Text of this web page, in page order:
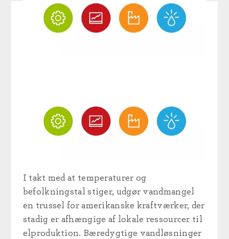
I takt med at temperaturer og
befolkningstal stiger, udgør vandmangel
en trussel for amerikanske kraftværker, der
stadig er afhængige af lokale ressourcer til
elproduktion. Bæredygtige vandløsninger